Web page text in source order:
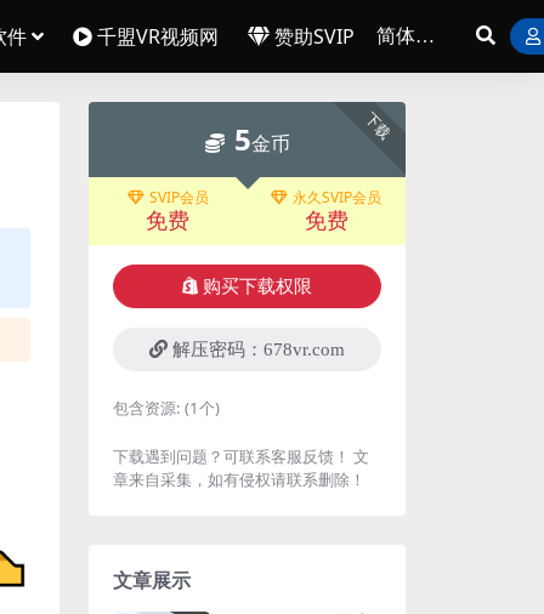
件 千盟VR视频网 赞助SVIP
下载
5金币
SVIP会员
免费
永久SVIP会员
免费
购买下载权限
解压密码：678vr.com
包含资源: (1个)
下载遇到问题？可联系客服反馈！ 文
章来自采集，如有侵权请联系删除！
文章展示